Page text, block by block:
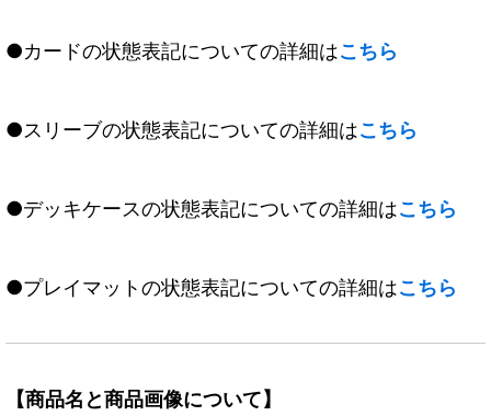
●カードの状態表記についての詳細はこちら
●スリーブの状態表記についての詳細はこちら
●デッキケースの状態表記についての詳細はこちら
●プレイマットの状態表記についての詳細はこちら
【商品名と商品画像について】